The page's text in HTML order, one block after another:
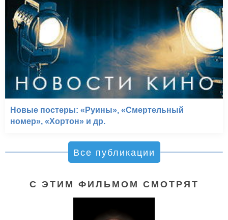
Новые постеры: «Руины», «Смертельный
номер», «Хортон» и др.
Все публикации
С ЭТИМ ФИЛЬМОМ СМОТРЯТ